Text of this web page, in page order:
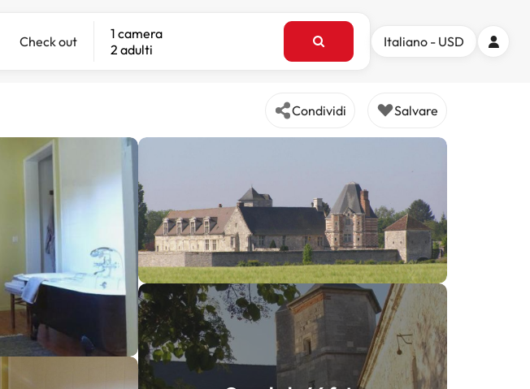
Check out
1 camera
2 adulti
Italiano - USD
Condividi Salvare